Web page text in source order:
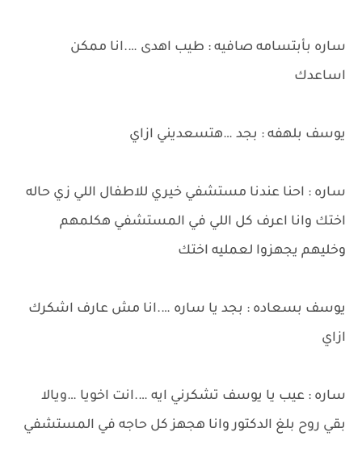
ساره بأبتسامه صافيه : طيب اهدى ….انا ممكن
اساعدك
يوسف بلهفه : بجد …هتسعديني ازاي
ساره : احنا عندنا مستشفي خيري للاطفال اللي زي حاله
اختك وانا اعرف كل اللي في المستشفي هكلمهم
وخليهم يجهزوا لعمليه اختك
يوسف بسعاده : بجد يا ساره ….انا مش عارف اشكرك
ازاي
ساره : عيب يا يوسف تشكرني ايه ….انت اخويا …ويالا
بقي روح بلغ الدكتور وانا هجهز كل حاجه في المستشفي